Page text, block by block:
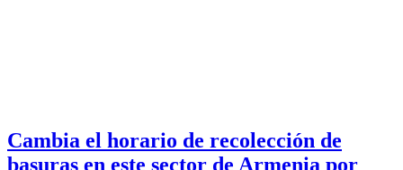
Cambia el horario de recolección de
basuras en este sector de Armenia por